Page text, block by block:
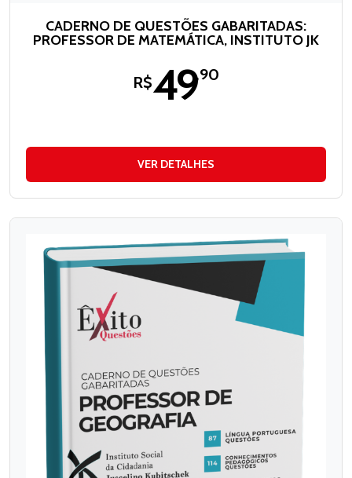
CADERNO DE QUESTÕES GABARITADAS:
PROFESSOR DE MATEMÁTICA, INSTITUTO JK
R$49,90
VER DETALHES